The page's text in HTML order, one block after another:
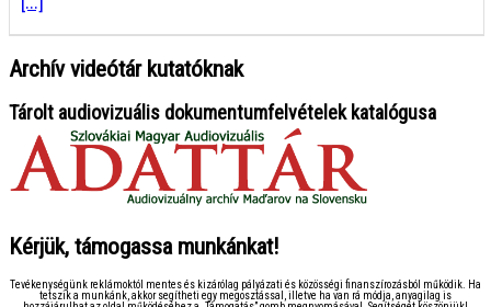
Archív videótár kutatóknak
Tárolt audiovizuális dokumentumfelvételek katalógusa
Kérjük, támogassa munkánkat!
Tevékenységünk reklámoktól mentes és kizárólag pályázati és közösségi finanszírozásból működik. Ha
tetszik a munkánk, akkor segítheti egy megosztással, illetve ha van rá módja, anyagilag is